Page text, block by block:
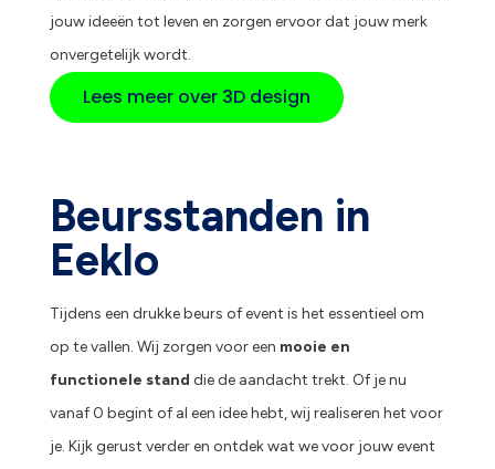
jouw ideeën tot leven en zorgen ervoor dat jouw merk
onvergetelijk wordt.
Lees meer over 3D design
Beursstanden in
Eeklo
Tijdens een drukke beurs of event is het essentieel om
op te vallen. Wij zorgen voor een mooie en
functionele stand die de aandacht trekt. Of je nu
vanaf 0 begint of al een idee hebt, wij realiseren het voor
je. Kijk gerust verder en ontdek wat we voor jouw event